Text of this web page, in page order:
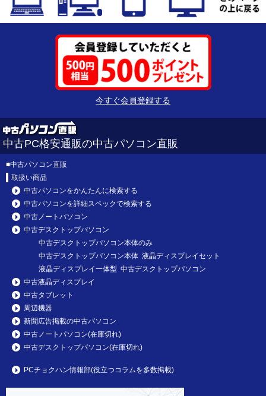
今すぐ会員登録する
中古PC格安通販の中古パソコン直販
■中古パソコン直販
取扱い商品
中古パソコンをかんたんに検索する
中古パソコンを詳細スペックで検索する
中古ノートパソコン
中古デスクトップパソコン
中古デスクトップパソコン本体のみ
中古デスクトップパソコン本体 液晶ディスプレイセット
液晶ディスプレイ一体型 中古デスクトップパソコン
中古液晶ディスプレイ
中古タブレット
周辺機器
新聞広告掲載の中古パソコン
中古ノートパソコン(在庫切れ)
中古デスクトップパソコン(在庫切れ)
PCチョクハン情報部(役立つコラムを多数掲載)